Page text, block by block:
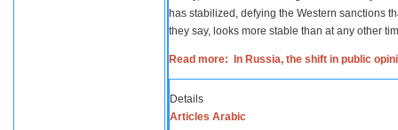
has stabilized, defying the Western sanctions
they say, looks more stable than at any other
Read more: In Russia, the shift in public
Details
Articles Arabic